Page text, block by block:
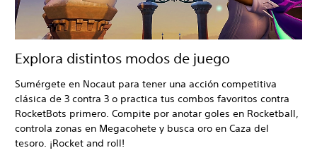
Explora distintos modos de juego
Sumérgete en Nocaut para tener una acción competitiva
clásica de 3 contra 3 o practica tus combos favoritos contra
RocketBots primero. Compite por anotar goles en Rocketball,
controla zonas en Megacohete y busca oro en Caza del
tesoro. ¡Rocket and roll!